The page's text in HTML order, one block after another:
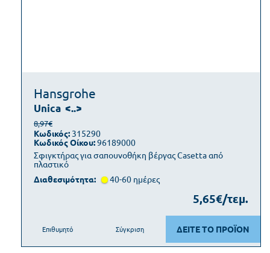
Hansgrohe
Unica <..>
Σφιγκτήρας για σαπουνοθήκη βέργας Casetta από
πλαστικό
8,97€
Κωδικός: 315290
Κωδικός Οίκου:96189000
Διαθεσιμότητα: 40-60 ημέρες
5,65€/τεμ.
ΔΕΙΤΕ ΤΟ ΠΡΟΪΟΝ
Επιθυμητό Σύγκριση